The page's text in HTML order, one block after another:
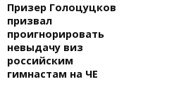
Призер Голоцуцков
призвал
проигнорировать
невыдачу виз
российским
гимнастам на ЧЕ